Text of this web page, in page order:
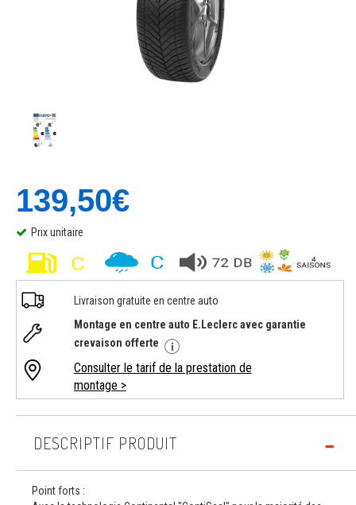
139,50€
Prix unitaire
Livraison gratuite en centre auto
Montage en centre auto E.Leclerc avec garantie
crevaison offerte
Consulter le tarif de la prestation de
montage >
DESCRIPTIF PRODUIT
Point forts :